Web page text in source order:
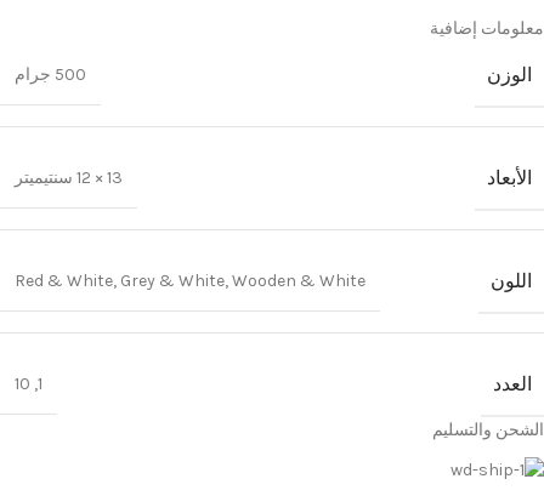
معلومات إضافية
الوزن 500 جرام
الأبعاد 13 × 12 سنتيميتر
اللون Red & White, Grey & White,Wooden & White
العدد 1
,
10
الشحن والتسليم